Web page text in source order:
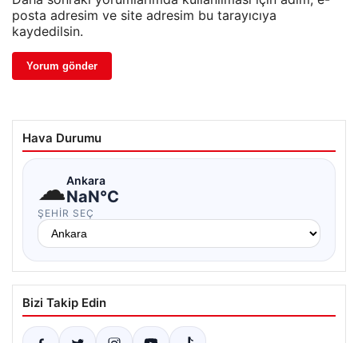
posta adresim ve site adresim bu tarayıcıya
kaydedilsin.
Hava Durumu
☁Ankara
NaN°C
ŞEHIR SEÇ
Bizi Takip Edin